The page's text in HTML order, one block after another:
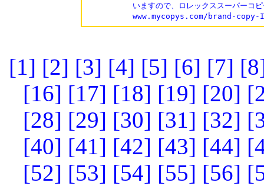
いますので、ロレックススーパーコ
www.mycopys.com/brand-copy-
[1] [2] [3] [4] [5] [6] [7]
[16] [17] [18] [19] [20]
[28] [29] [30] [31] [32]
[40] [41] [42] [43] [44]
[52] [53] [54] [55] [56]